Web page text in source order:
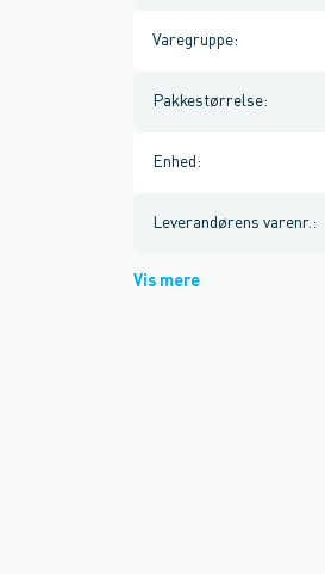
Varegruppe:
Pakkestørrelse:
Enhed :
Leverandørens varenr. :
Vis mere